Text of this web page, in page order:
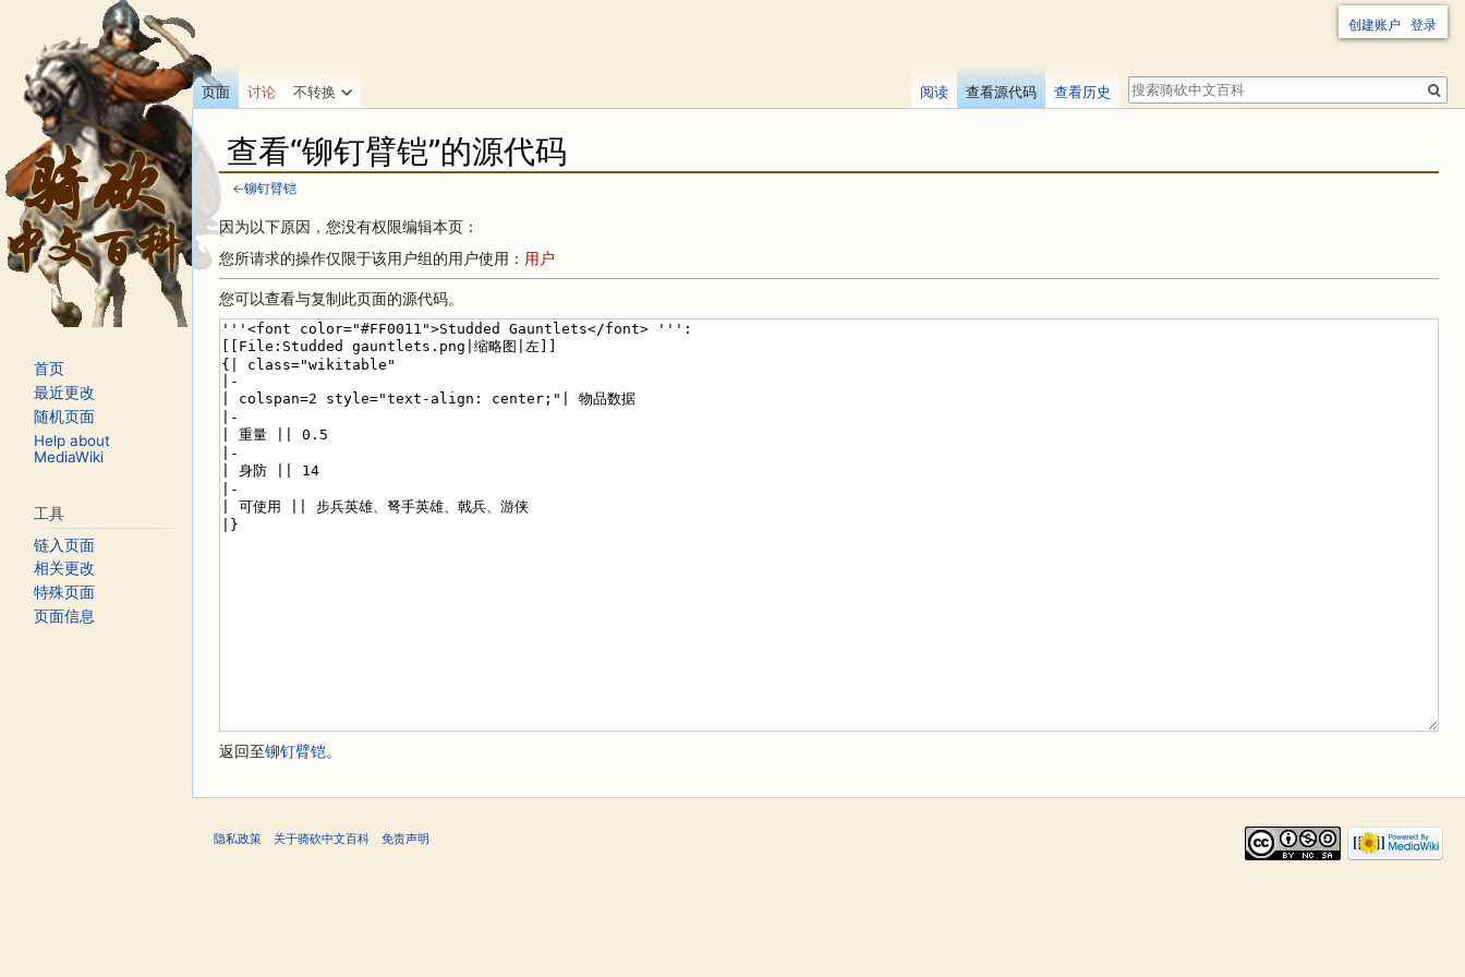
查看“铆钉臂铠”的源代码
←铆钉臂铠
跳转至：
因为以下原因，您没有权限编辑本页：
您所请求的操作仅限于该用户组的用户使用： 用户
您可以查看与复制此页面的源代码。
返回至铆钉臂铠。
创建账户 登录
页面 讨论 不转换 阅读 查看源代码 查看历史
搜
索
首页
最近更改
随机页面
Help about
MediaWiki
工具
链入页面
相关更改
特殊页面
页面信息
隐私政策 关于骑砍中文百科 免责声明